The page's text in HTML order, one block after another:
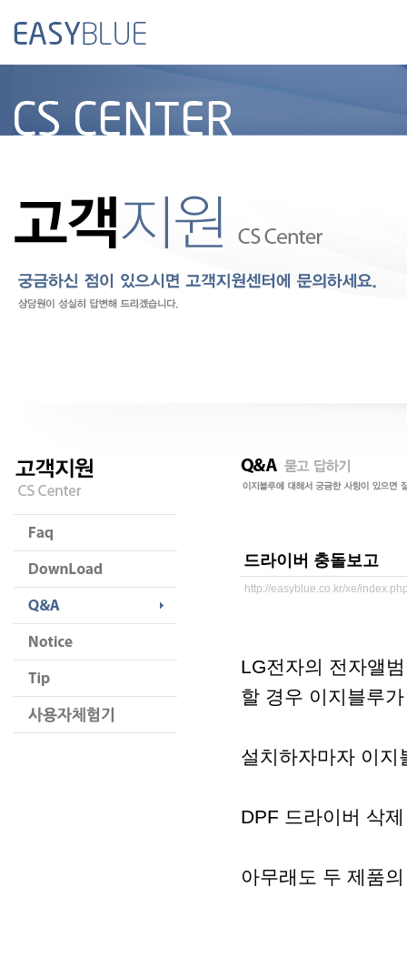
드라이버 충돌보고
http://easyblue.co.kr/xe/
LG전자의 전자앨
할 경우 이지블루
설치하자마자 이지
DPF 드라이버 삭
아무래도 두 제품